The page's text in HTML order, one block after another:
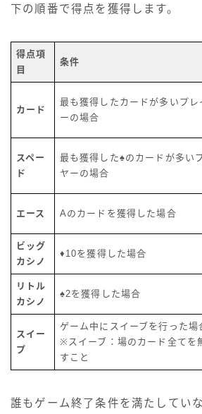
下の順番で得点を獲得します。
得点項
目
条件
カード
最も獲得したカードが多いプレ
ーの場合
スペー
ド
最も獲得した♠のカードが多い
ヤーの場合
エース Aのカードを獲得した場合
ビッグ
カシノ
♦10を獲得した場合
リトル
カシノ
♠2を獲得した場合
スイー
プ
ゲーム中にスイーブを行った場
※スイーブ：場のカード全てを
すこと
誰もゲーム終了条件を満たしてい